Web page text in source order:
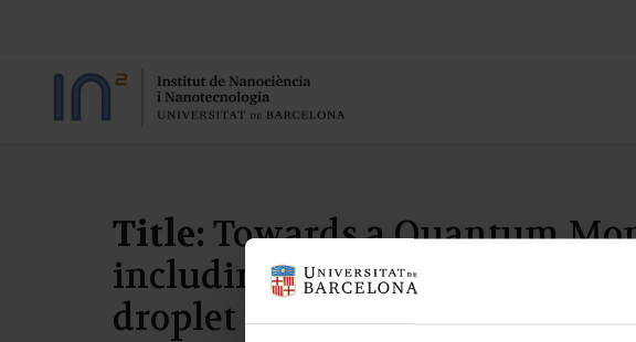
Title: Towards a Quantum
including finite-range effects:
droplet